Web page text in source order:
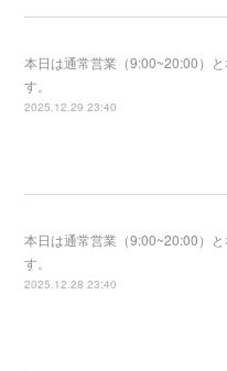
本日は通常営業（9:00~20:00）
す。
2025.12.29 23:40
本日は通常営業（9:00~20:00）
す。
2025.12.28 23:40